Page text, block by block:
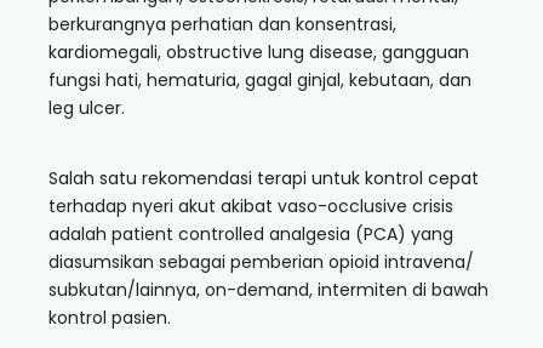
berkurangnya perhatian dan konsentrasi,
kardiomegali, obstructive lung disease, gangguan
fungsi hati, hematuria, gagal ginjal, kebutaan, dan
leg ulcer.
Salah satu rekomendasi terapi untuk kontrol cepat
terhadap nyeri akut akibat vaso-occlusive crisis
adalah patient controlled analgesia (PCA) yang
diasumsikan sebagai pemberian opioid intravena/
subkutan/lainnya, on-demand, intermiten di bawah
kontrol pasien.